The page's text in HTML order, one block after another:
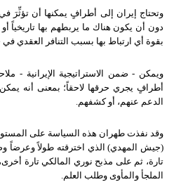
وتحتاج إيران إلى أطرافٍ يمكنها أن تؤثِّرَ
دون أن يكون هناك ما يربطهم بها تاريخياً
بقوة أي ارتباط بها بسبب التنافر العقدي في
ويمكن - ضمن الاستراتيجية الإيرانية -
أطرافٍ يجري حرقها لاحقاً؛ بمعنى أنه
الدعم عنهم، أو كشفهم.
وقد نفذت طهران هذه السياسة على
(جيش المهدي) الذي اخترقته طولاً وعرضاً
تارة، ثم على مذبح نوري المالكي تارة
الملجأ والمأوى وطلب العلم.